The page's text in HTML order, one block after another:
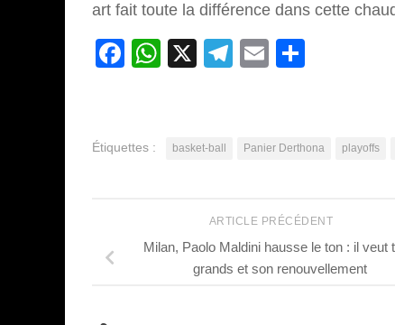
art fait toute la différence dans cette
Facebook
WhatsApp
X Telegram
Email
Étiquettes : basket-ball Panier Derthona playoffs
ARTICLE PRÉCÉDENT
Milan, Paolo Maldini hausse le ton : il veut
grands et son renouvellement